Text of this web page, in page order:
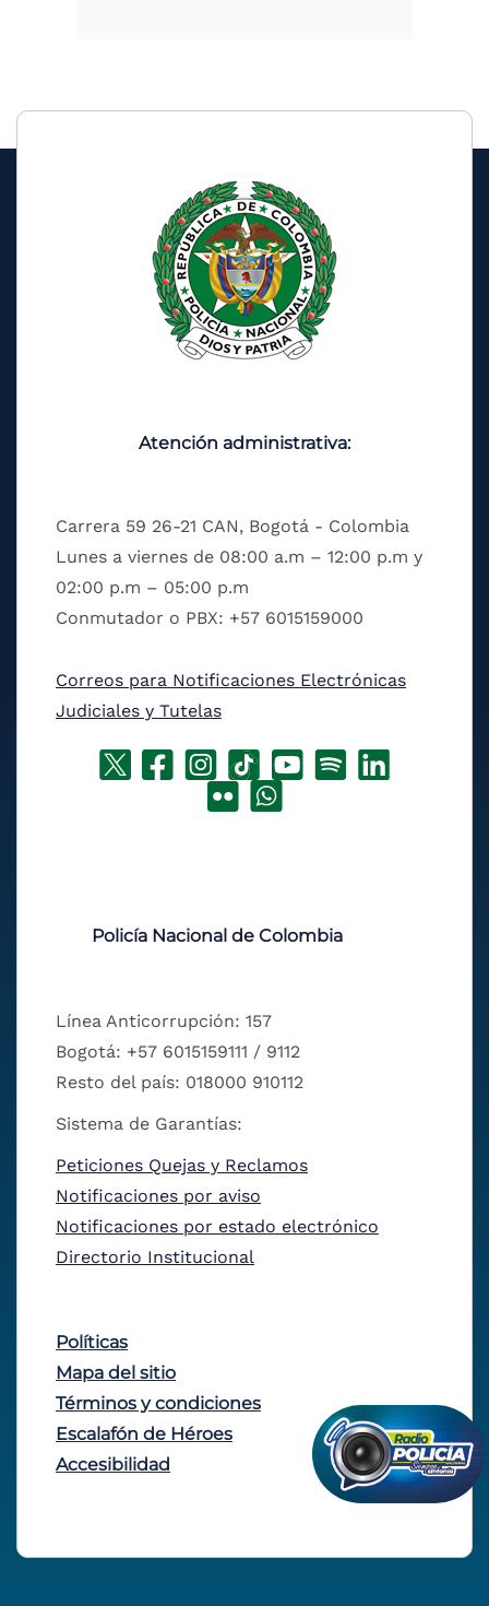
Atención administrativa:
Carrera 59 26-21 CAN, Bogotá - Colombia
Lunes a viernes de 08:00 a.m – 12:00 p.m y
02:00 p.m – 05:00 p.m
Conmutador o PBX: +57 6015159000
Correos para Notificaciones Electrónicas
Judiciales y Tutelas
Policía Nacional de Colombia
Línea Anticorrupción: 157
Bogotá: +57 6015159111 / 9112
Resto del país: 018000 910112
Sistema de Garantías:
Peticiones Quejas y Reclamos
Notificaciones por aviso
Notificaciones por estado electrónico
Directorio Institucional
Políticas
Mapa del sitio
Términos y condiciones
Escalafón de Héroes
Accesibilidad